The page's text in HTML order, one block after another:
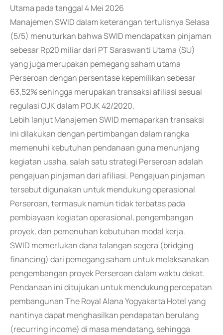
Utama pada tanggal 4 Mei 2026
Manajemen SWID dalam keterangan tertulisnya Selasa
(5/5) menuturkan bahwa SWID mendapatkan pinjaman
sebesar Rp20 miliar dari PT Saraswanti Utama (SU)
yang juga merupakan pemegang saham utama
Perseroan dengan persentase kepemilikan sebesar
63,52% sehingga merupakan transaksi afiliasi sesuai
regulasi OJK dalam POJK 42/2020.
Lebih lanjut Manajemen SWID memaparkan transaksi
ini dilakukan dengan pertimbangan dalam rangka
memenuhi kebutuhan pendanaan guna menunjang
kegiatan usaha, salah satu strategi Perseroan adalah
pengajuan pinjaman dari afiliasi. Pengajuan pinjaman
tersebut digunakan untuk mendukung operasional
Perseroan, termasuk namun tidak terbatas pada
pembiayaan kegiatan operasional, pengembangan
proyek, dan pemenuhan kebutuhan modal kerja.
SWID memerlukan dana talangan segera (bridging
financing) dari pemegang saham untuk melaksanakan
pengembangan proyek Perseroan dalam waktu dekat.
Pendanaan ini ditujukan untuk mendukung percepatan
pembangunan The Royal Alana Yogyakarta Hotel yang
nantinya dapat menghasilkan pendapatan berulang
(recurring income) di masa mendatang, sehingga